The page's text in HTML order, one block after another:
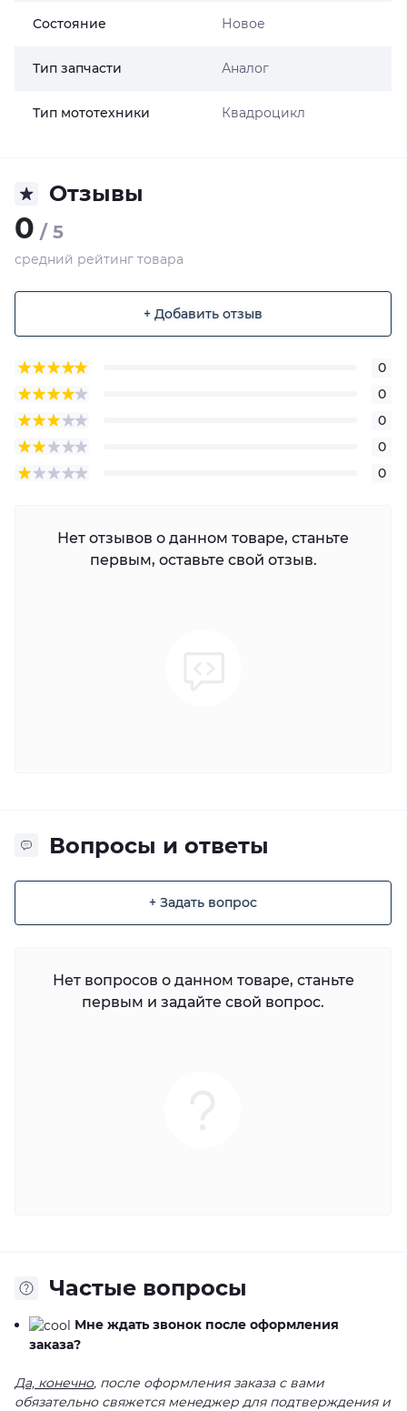
Состояние Новое
Тип запчасти Аналог
Тип мототехники Квадроцикл
Отзывы
0 / 5
средний рейтинг товара
+ Добавить отзыв
0
0
0
0
0
Нет отзывов о данном товаре, станьте
первым, оставьте свой отзыв.
Вопросы и ответы
+ Задать вопрос
Нет вопросов о данном товаре, станьте
первым и задайте свой вопрос.
Частые вопросы
Мне ждать звонок после оформления
заказа?
Да, конечно, после оформления заказа с вами
обязательно свяжется менеджер для подтверждения и